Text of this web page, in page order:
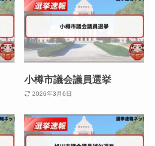
小樽市議会議員選挙
2026年3月6日